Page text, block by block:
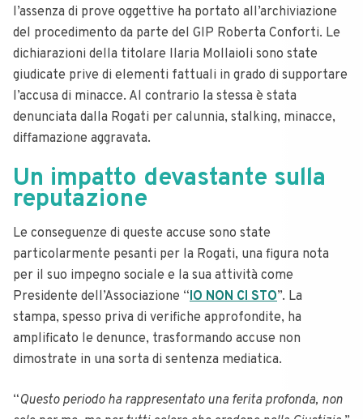
l’assenza di prove oggettive ha portato all’archiviazione
del procedimento da parte del GIP Roberta Conforti. Le
dichiarazioni della titolare Ilaria Mollaioli sono state
giudicate prive di elementi fattuali in grado di supportare
l’accusa di minacce. Al contrario la stessa è stata
denunciata dalla Rogati per calunnia, stalking, minacce,
diffamazione aggravata.
Un impatto devastante sulla
reputazione
Le conseguenze di queste accuse sono state
particolarmente pesanti per la Rogati, una figura nota
per il suo impegno sociale e la sua attività come
Presidente dell’Associazione “IO NON CI STO”. La
stampa, spesso priva di verifiche approfondite, ha
amplificato le denunce, trasformando accuse non
dimostrate in una sorta di sentenza mediatica.
“Questo periodo ha rappresentato una ferita profonda, non